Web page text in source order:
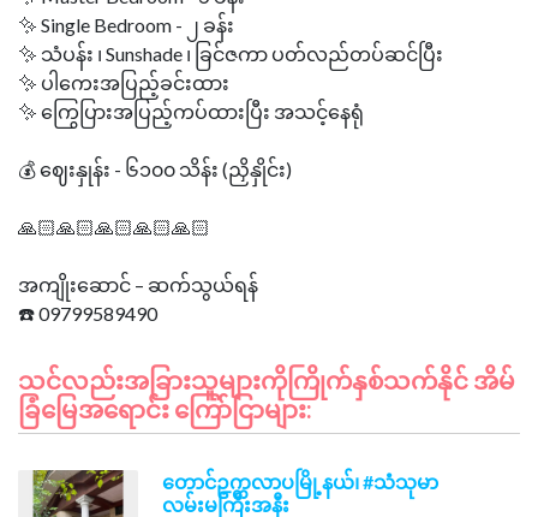
✨ Single Bedroom - ၂ ခန်း
✨ သံပန်း ၊ Sunshade ၊ ခြင်ဇကာ ပတ်လည်တပ်ဆင်ပြီး
✨ ပါကေးအပြည့်ခင်းထား
✨ ကြွေပြားအပြည့်ကပ်ထားပြီး အသင့်နေရုံ
💰 ဈေးနှုန်း - ၆၁၀၀ သိန်း (ညှိနှိုင်း)
🙏🏻🙏🏻🙏🏻🙏🏻🙏🏻
အကျိုးဆောင် – ဆက်သွယ်ရန်
သင်လည်းအခြားသူများကိုကြိုက်နှစ်သက်နိုင် အိမ်
ခြံမြေအရောင်း ကြော်ငြာများ:
တောင်ဥက္ကလာပမြို့နယ်၊ #သံသုမာ
လမ်းမကြီးအနီး